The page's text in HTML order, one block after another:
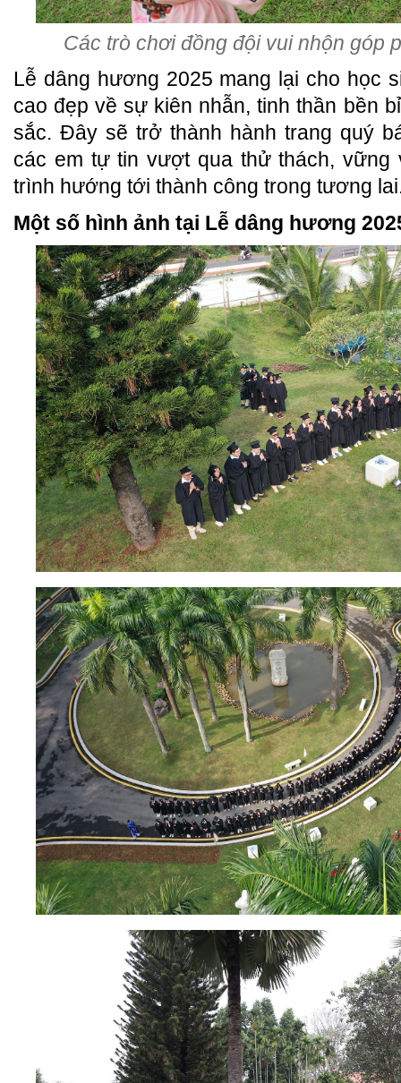
Các trò chơi đồng đội vui nhộn góp
Lễ dâng hương 2025 mang lại cho học
cao đẹp về sự kiên nhẫn, tinh thần bền
sắc. Đây sẽ trở thành hành trang quý
các em tự tin vượt qua thử thách, vững
trình hướng tới thành công trong tương
Một số hình ảnh tại Lễ dâng hương